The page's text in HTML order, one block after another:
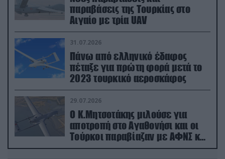
παραβάσεις της Τουρκίας στο
Αιγαίο με τρία UAV
31.07.2026
Πάνω από ελληνικό έδαφος
πέταξε για πρώτη φορά μετά το
2023 τουρκικό αεροσκάφος
29.07.2026
Ο Κ.Μητσοτάκης μιλούσε για
αποτροπή στο Αγαθονήσι και οι
Τούρκοι παραβίαζαν με ΑΦΝΣ και
drone